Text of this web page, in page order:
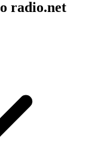
radio.net